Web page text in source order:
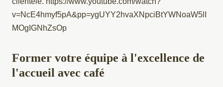
v=NcE4hmyf5pA&pp=ygUYY2hvaXNpciBtYWNoaW5lI
MOgIGNhZsOp
Former votre équipe à l'excellence de
l'accueil avec café